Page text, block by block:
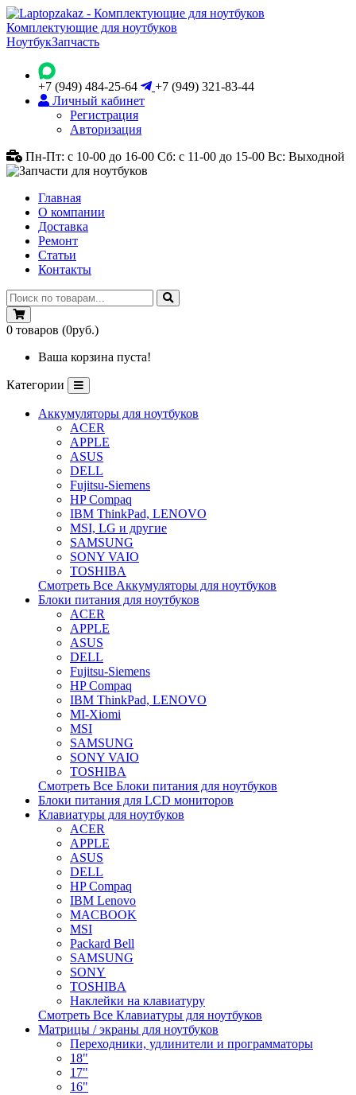
Комплектующие для ноутбуков
НоутбукЗапчасть
+7 (949) 484-25-64
+7 (949) 321-83-44
Личный кабинет
Регистрация
Авторизация
Пн-Пт: с 10-00 до 16-00 Сб: с 11-00 до 15-00 Вс: Выходной
Главная
О компании
Доставка
Ремонт
Статьи
Контакты
0 товаров (0руб.)
Ваша корзина пуста!
Категории
Аккумуляторы для ноутбуков
ACER
APPLE
ASUS
DELL
Fujitsu-Siemens
HP Compaq
IBM ThinkPad, LENOVO
MSI, LG и другие
SAMSUNG
SONY VAIO
TOSHIBA
Смотреть Все Аккумуляторы для ноутбуков
Блоки питания для ноутбуков
ACER
APPLE
ASUS
DELL
Fujitsu-Siemens
HP Compaq
IBM ThinkPad, LENOVO
MI-Xiomi
MSI
SAMSUNG
SONY VAIO
TOSHIBA
Смотреть Все Блоки питания для ноутбуков
Блоки питания для LCD мониторов
Клавиатуры для ноутбуков
ACER
APPLE
ASUS
DELL
HP Compaq
IBM Lenovo
MACBOOK
MSI
Packard Bell
SAMSUNG
SONY
TOSHIBA
Наклейки на клавиатуру
Смотреть Все Клавиатуры для ноутбуков
Матрицы / экраны для ноутбуков
Переходники, удлинители и программаторы
18"
17"
16"